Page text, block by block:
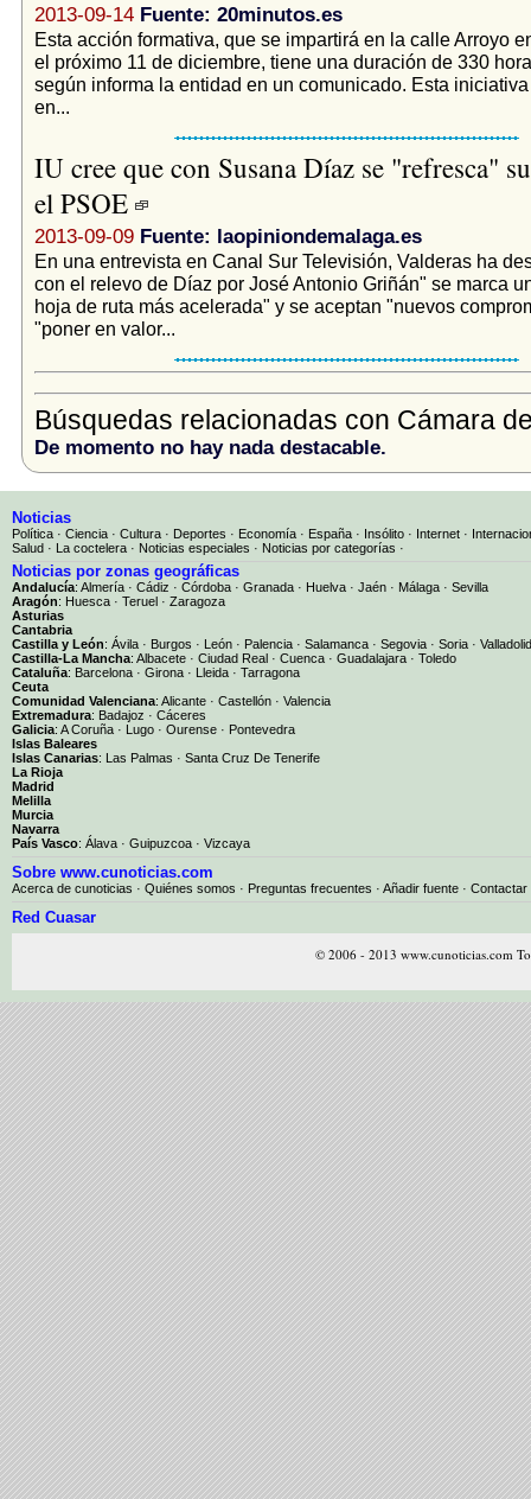
2013-09-14 Fuente: 20minutos.es
Esta acción formativa, que se impartirá en la calle Arroyo
el próximo 11 de diciembre, tiene una duración de 330
según informa la entidad en un comunicado. Esta
en...
IU cree que con Susana Díaz se "refresca"
el PSOE
2013-09-09 Fuente: laopiniondemalaga.es
En una entrevista en Canal Sur Televisión, Valderas ha
con el relevo de Díaz por José Antonio Griñán" se marca
hoja de ruta más acelerada" y se aceptan "nuevos
"poner en valor...
Búsquedas relacionadas con Cámara
De momento no hay nada destacable.
Noticias
Política · Ciencia · Cultura · Deportes · Economía · España · Insólito · Internet ·
Salud · La coctelera · Noticias especiales · Noticias por categorías ·
Noticias por zonas geográficas
Andalucía: Almería · Cádiz · Córdoba · Granada · Huelva · Jaén · Málaga · Sevilla
Aragón: Huesca · Teruel · Zaragoza
Asturias
Cantabria
Castilla y León: Ávila · Burgos · León · Palencia · Salamanca · Segovia · Soria · Valladolid
Castilla-La Mancha: Albacete · Ciudad Real · Cuenca · Guadalajara · Toledo
Cataluña: Barcelona · Girona · Lleida · Tarragona
Ceuta
Comunidad Valenciana: Alicante · Castellón · Valencia
Extremadura: Badajoz · Cáceres
Galicia: A Coruña · Lugo · Ourense · Pontevedra
Islas Baleares
Islas Canarias: Las Palmas · Santa Cruz De Tenerife
La Rioja
Madrid
Melilla
Murcia
Navarra
País Vasco: Álava · Guipuzcoa · Vizcaya
Sobre www.cunoticias.com
Acerca de cunoticias · Quiénes somos · Preguntas frecuentes · Añadir fuente · Contactar
Red Cuasar
© 2006 - 2013 www.cunoticias.com